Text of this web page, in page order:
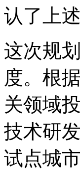
认了上
这次规
度。根
关领域
技术研
试点城